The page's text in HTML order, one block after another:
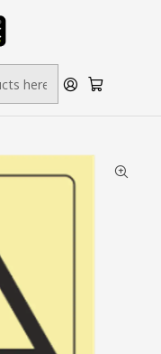
// SINALÉTICA:
Vários